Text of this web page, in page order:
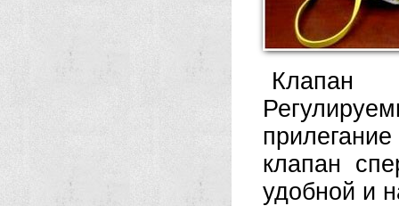
Клапан
клапан
удобной и